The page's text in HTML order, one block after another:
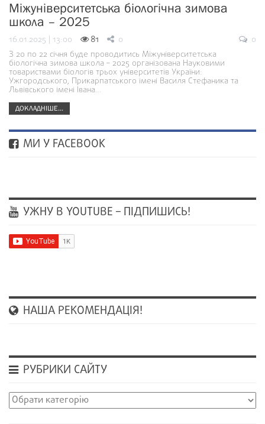
Міжуніверситетська біологічна зимова
школа – 2025
16.01.2025 | 13:00 81 0
0
З 20 по 22 січня буде проводитись Міжуніверситетська
біологічна зимова школа – 2025 організована Науковими
товариствами біологів трьох університетів України:
Ужгородського, Прикарпатського імені Василя Стефаника та
Львівського імені Івана…
ДОКЛАДНІШЕ...
МИ У FACEBOOK
УЖНУ В YOUTUBE – ПІДПИШИСЬ!
НАША РЕКОМЕНДАЦІЯ!
РУБРИКИ САЙТУ
Рубрики